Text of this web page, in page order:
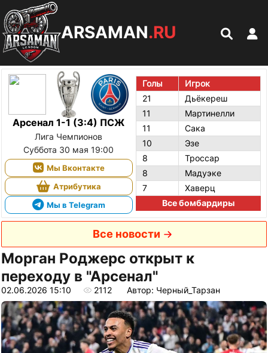
ARSAMAN.RU
Арсенал 1-1 (3:4) ПСЖ
Лига Чемпионов
Суббота 30 мая 19:00
Мы Вконтакте
Атрибутика
Мы в Telegram
Голы
Игрок
21
Дьёкереш
11
Мартинелли
11
Сака
10
Эзе
8
Троссар
8
Мадуэке
7
Хаверц
Все бомбардиры
Все новости
Морган Роджерс открыт к
переходу в "Арсенал"
02.06.2026 15:10 2112 Автор: Черный_Тарзан